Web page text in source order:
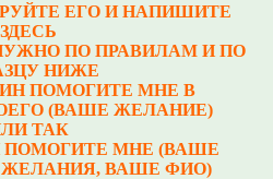
ЕГО И НАПИШИТЕ
ЗДЕСЬ
ПО ПРАВИЛАМ И ПО
НИЖЕ
ПОМОГИТЕ МНЕ В
(ВАШЕ ЖЕЛАНИЕ)
ТАК
МНЕ (ВАШЕ
ВАШЕ ФИО)